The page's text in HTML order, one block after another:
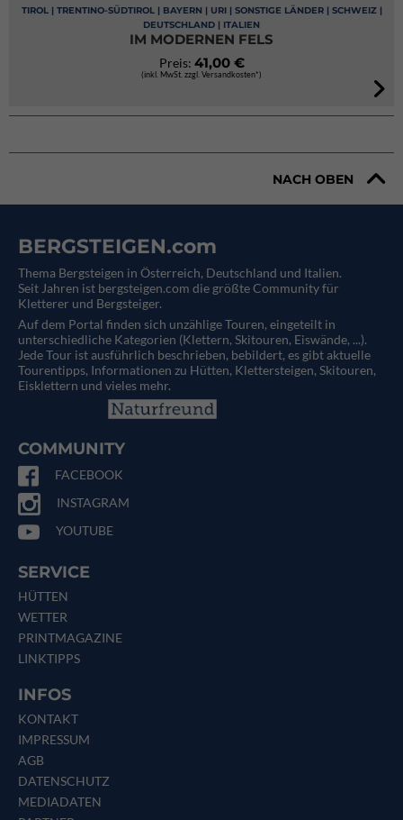
TIROL | TRENTINO-SÜDTIROL | BAYERN | URI | SONSTIGE LÄNDER | SCHWEIZ |
DEUTSCHLAND | ITALIEN
IM MODERNEN FELS
Preis: 41,00 €
(inkl. MwSt. zzgl. Versandkosten*)
NACH OBEN
BERGSTEIGEN.com
Thema Bergsteigen in Österreich, Deutschland und Italien.
Seit Jahren ist bergsteigen.com die größte Community für
Kletterer und Bergsteiger.
Auf dem Portal finden sich unzählige Touren, eingeteilt in
unterschiedliche Kategorien (Klettern, Skitouren, Eiswände, ...).
Jede Tour ist ausführlich beschrieben, bebildert, es gibt aktuelle
Tourentipps, Informationen zu Hütten, Klettersteigen, Skitouren,
Eisklettern und vieles mehr.
COMMUNITY
FACEBOOK
INSTAGRAM
YOUTUBE
SERVICE
HÜTTEN
WETTER
PRINTMAGAZINE
LINKTIPPS
INFOS
KONTAKT
IMPRESSUM
AGB
DATENSCHUTZ
MEDIADATEN